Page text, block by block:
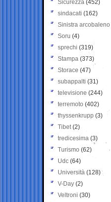
Sicurezza (452)
sindacati (162)
Sinistra arcobaleno
Soru (4)
sprechi (319)
Stampa (373)
Storace (47)
subappalti (31)
televisione(244)
terremoto (402)
thyssenkrupp (3)
Tibet(2)
tredicesima (3)
Turismo (62)
Udc (64)
Università (128)
V-Day (2)
Veltroni (30)